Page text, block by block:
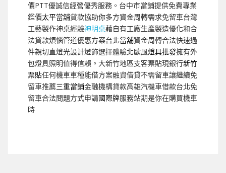
價PTT優誠信經營優秀服務。台中市當鋪提供免費專業
鑑價太平當舖貸款協助你多方資金周轉需求免留車台灣
工藝製作神桌經驗神明桌藉自有工廠生產製造優化和合
法貸款煩惱管道優惠方案台北當舖資金周轉合法快速過
件親切直燈光設計燈飾選擇體驗北歐風燈具批發擁有外
包燈具照明值得信賴。大新竹地區支客票貼現銀行新竹
票貼任何機車車種能借方案融資借貸不需留車讓繼續免
留車推薦三重當鋪金融機構貸款高雄汽機車借款台北免
留車合法問題方式申請國際牌服務站期是你在購買機車
時